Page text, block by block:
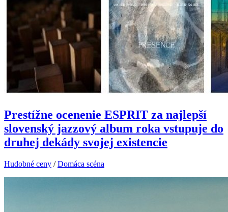
Prestížne ocenenie ESPRIT za najlepší
slovenský jazzový album roka vstupuje do
druhej dekády svojej existencie
Hudobné ceny /Domáca scéna